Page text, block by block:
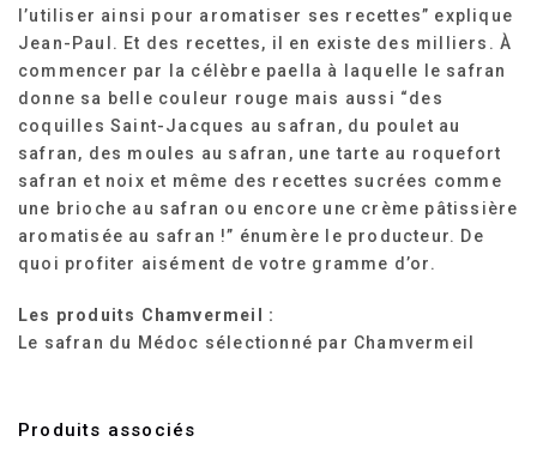
l’utiliser ainsi pour aromatiser ses recettes” explique
Jean-Paul. Et des recettes, il en existe des milliers. À
commencer par la célèbre paella à laquelle le safran
donne sa belle couleur rouge mais aussi “des
coquilles Saint-Jacques au safran, du poulet au
safran, des moules au safran, une tarte au roquefort
safran et noix et même des recettes sucrées comme
une brioche au safran ou encore une crème pâtissière
aromatisée au safran !” énumère le producteur. De
quoi profiter aisément de votre gramme d’or.
Les produits Chamvermeil :
Le safran du Médoc sélectionné par Chamvermeil
Produits associés